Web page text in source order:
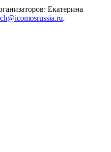
Екатерина
.